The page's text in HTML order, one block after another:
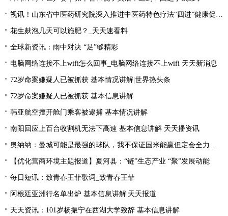
视讯！山东省中医药研究院深入推进中医药特色疗法“四进”健康促进行动
花生麸泡几天可以施肥？_天天速看料
全球新资讯：雨中对决 “足”够精彩
电脑网络连接不上wifi怎么回事_电脑网络连接不上wifi 天天新消息
72岁命案嫌疑人已被抓获 基本情况讲解|世界热头条
72岁命案嫌疑人已被抓获 基本信息讲解
韩亚航空擅开舱门乘客被逮捕 基本情况讲解
南阳回应上百台收割机无法下高速 基本信息讲解 天天播资讯
奥纳纳：曼城可能是最强的球队，我不保证国米能赢但定会全力以赴|环球最新
【优化营商环境主题报道】夏河县：“链”生态产业 “聚”发展动能
每日短讯：致青春王菲歌词_致青春王菲
阿根廷亚洲行名单出炉 基本信息讲解|天天报道
天天资讯：101岁杨振宁在西湖大学致辞 基本信息讲解